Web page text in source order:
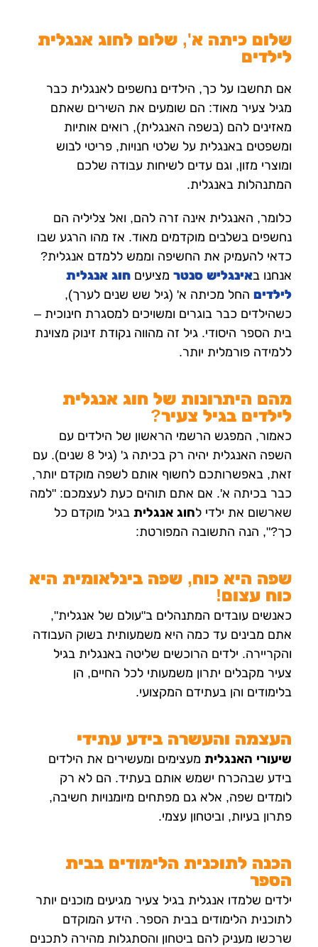
שלום כיתה א', שלום לחוג אנגלית
לילדים
אם תחשבו על כך, הילדים נחשפים לאנגלית כבר
מגיל צעיר מאוד: הם שומעים את השירים שאתם
מאזינים להם (בשפה האנגלית), רואים אותיות
ומשפטים באנגלית על שלטי חנויות, פריטי לבוש
ומוצרי מזון, וגם עדים לשיחות עבודה שלכם
המתנהלות באנגלית.
כלומר, האנגלית אינה זרה להם, ואל צליליה הם
נחשפים בשלבים מוקדמים מאוד. אז מהו הרגע שבו
כדאי להעמיק את החשיפה וממש ללמדם אנגלית?
אנחנו באינגליש סנטר מציעים חוג אנגלית
לילדים החל מכיתה א' (גיל שש שנים לערך),
כשהילדים כבר בוגרים ומשויכים למסגרת חינוכית –
בית הספר היסודי. גיל זה מהווה נקודת זינוק מצוינת
ללמידה פורמלית יותר.
מהם היתרונות של חוג אנגלית
לילדים בגיל צעיר?
כאמור, המפגש הרשמי הראשון של הילדים עם
השפה האנגלית יהיה רק בכיתה ג' (גיל 8 שנים). עם
זאת, באפשרותכם לחשוף אותם לשפה מוקדם יותר,
כבר בכיתה א'. אם אתם תוהים כעת לעצמכם: "למה
שארשום את ילדי לחוג אנגלית בגיל מוקדם כל
כך?", הנה התשובה המפורטת:
שפה היא כוח, שפה בינלאומית היא
כוח עצום!
כאנשים עובדים המתנהלים ב"עולם של אנגלית",
אתם מבינים עד כמה היא משמעותית בשוק העבודה
והקריירה. ילדים הרוכשים שליטה באנגלית בגיל
צעיר מקבלים יתרון משמעותי לכל החיים, הן
בלימודים והן בעתידם המקצועי.
העצמה והעשרה בידע עתידי
שיעורי האנגלית מעצימים ומעשירים את הילדים
בידע שבהכרח ישמש אותם בעתיד. הם לא רק
לומדים שפה, אלא גם מפתחים מיומנויות חשיבה,
פתרון בעיות, וביטחון עצמי.
הכנה לתוכנית הלימודים בבית
הספר
ילדים שלמדו אנגלית בגיל צעיר מגיעים מוכנים יותר
לתוכנית הלימודים בבית הספר. הידע המוקדם
שרכשו מעניק להם ביטחון והסתגלות מהירה לתכנים